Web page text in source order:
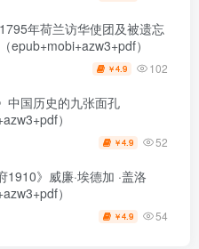
年荷兰访华使团及被遗忘
epub+mobi+azw3+pdf）
￥4.9 102
中国历史的九张面孔
）
￥4.9 52
1910》威廉·埃德加 ·盖洛
）
￥4.9 54